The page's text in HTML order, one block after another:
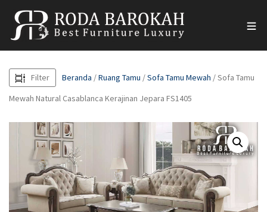
Filter Beranda /Ruang Tamu /Sofa Tamu Mewah / Sofa Tamu
Mewah Natural Casablanca Kerajinan Jepara FS1405